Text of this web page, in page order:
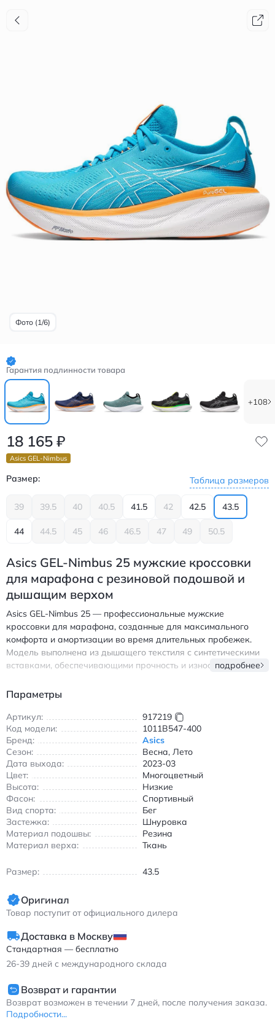
Фото (1/6)
Гарантия подлинности товара
+108
18 165 ₽
Asics GEL-Nimbus
Размер: Таблица размеров
39 39.5 40 40.5 41.5 42 42.5 43.5
44 44.5 45 46 46.5 47 49 50.5
Asics GEL-Nimbus 25 мужские кроссовки
для марафона с резиновой подошвой и
дышащим верхом
Asics GEL-Nimbus 25 — профессиональные мужские
кроссовки для марафона, созданные для максимального
комфорта и амортизации во время длительных пробежек.
Модель выполнена из дышащего текстиля с синтетическими
вставками, обеспечивающими прочность и износостойкость.
с любой поверхностью, будь то асфальт или беговая
подошвы поглощают ударные нагрузки, делая каждый шаг
легким и плавным. Кроссовки имеют низкий крой, что
обеспечивает свободу движений, а шнуровка надежно
фиксирует стопу. Идеально подходят для весеннего и летнего
сезона благодаря вентиляционным отверстиям в верхней
части. Вес одной пары составляет около 290 грамм, что
делает их легкими и удобными для длительных дистанций.
Подходят для тренировок на стадионе, улице и беговых
дорожках. Асикс GEL-Nimbus 25 мужские кроссовки для
марафона с резиновой подошвой и дышащим верхом.
подробнее
Параметры
Артикул:
917219
Код модели:
1011B547-400
Бренд:
Asics
Сезон:
Весна, Лето
Дата выхода:
2023-03
Цвет:
Многоцветный
Высота:
Низкие
Фасон:
Спортивный
Вид спорта:
Бег
Застежка:
Шнуровка
Материал подошвы:
Резина
Материал верха:
Ткань
Размер: 43.5
Оригинал
Товар поступит от официального дилера
Доставка в Москву
Стандартная — бесплатно
26-39 дней с международного склада
Возврат и гарантии
Возврат возможен в течении 7 дней, после получения заказа.
Подробности...